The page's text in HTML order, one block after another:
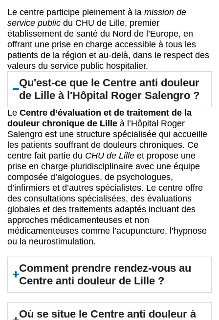
Le centre participe pleinement à la mission de
service public du CHU de Lille, premier
établissement de santé du Nord de l’Europe, en
offrant une prise en charge accessible à tous les
patients de la région et au-delà, dans le respect des
valeurs du service public hospitalier.
Qu'est-ce que le Centre anti douleur
de Lille à l'Hôpital Roger Salengro ?
Le Centre d’évaluation et de traitement de la
douleur chronique de Lille à l’Hôpital Roger
Salengro est une structure spécialisée qui accueille
les patients souffrant de douleurs chroniques. Ce
centre fait partie du CHU de Lille et propose une
prise en charge pluridisciplinaire avec une équipe
composée d’algologues, de psychologues,
d’infirmiers et d’autres spécialistes. Le centre offre
des consultations spécialisées, des évaluations
globales et des traitements adaptés incluant des
approches médicamenteuses et non
médicamenteuses comme l’acupuncture, l’hypnose
ou la neurostimulation.
Comment prendre rendez-vous au
Centre anti douleur de Lille ?
Où se situe le Centre anti douleur à